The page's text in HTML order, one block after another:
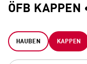
ÖFB KAPPEN
HAUBEN KAPPEN